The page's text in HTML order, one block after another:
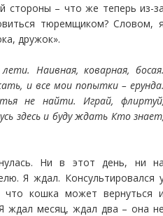
стороны – что же теперь из-
тюремщиком? Словом,
дружок».
Наивная, коварная,
и все мои попытки –
не найти. Играй,
здесь и буду ждать Кто
Ни в этот день, ни
Я ждал. Консультировался
что кошка может вернуться
ждал месяц, ждал два – она